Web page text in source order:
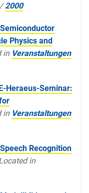
/2000
Physics and
in Veranstaltungen
Heraeus-Seminar:
in Veranstaltungen
Recognition
in